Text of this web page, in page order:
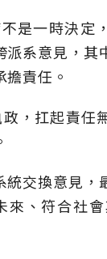
是一時決定
系意見，其
責任。
，扛起責任
交換意見，
、符合社